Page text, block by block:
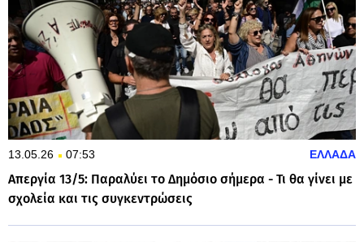
13.05.26 07:53 ΕΛΛΑΔΑ
Απεργία 13/5: Παραλύει το Δημόσιο σήμερα - Τι θα γίνει με
σχολεία και τις συγκεντρώσεις